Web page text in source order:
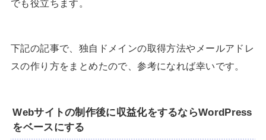
でも役立ちます。
下記の記事で、独自ドメインの取得方法やメールアドレ
スの作り方をまとめたので、参考になれば幸いです。
Webサイトの制作後に収益化をするならWordPress
をベースにする